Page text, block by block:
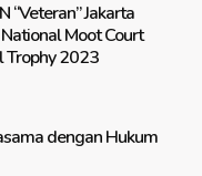
“Veteran” Jakarta
Moot Court
Trophy 2023
dengan Hukum